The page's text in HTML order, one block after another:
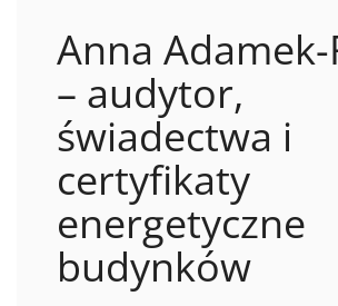
Anna Adamek-
– audytor,
świadectwa i
certyfikaty
energetyczne
budynków